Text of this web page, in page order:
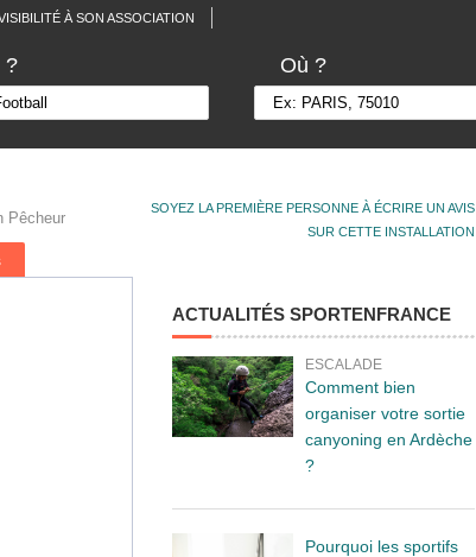
À SON ASSOCIATION
? Où ?
SOYEZ LA PREMIÈRE PERSONNE À ÉCRIRE UN AVIS
SUR CETTE INSTALLATION
Pêcheur
ACTUALITÉS SPORTENFRANCE
ESCALADE
Comment bien
organiser votre sortie
canyoning en Ardèche
?
Pourquoi les sportifs